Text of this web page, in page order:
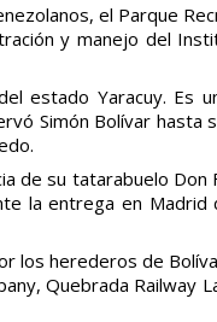
el Parque
y manejo del
estado Yaracuy.
Simón Bolívar
su tatarabuelo Don
la entrega en
los herederos de
Quebrada Railway